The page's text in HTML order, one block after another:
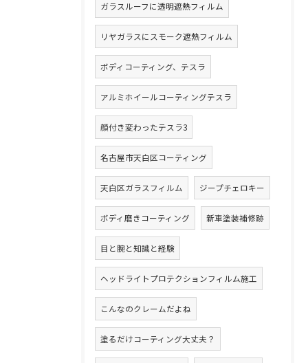
ガラスルーフに透明遮熱フィルム
リヤガラスにスモーク遮熱フィルム
ボディコーティング、テスラ
アルミホイールコーティングテスラ
顔付き変わったテスラ3
名古屋市天白区コーティング
天白区ガラスフィルム ジープチェロキー
ボディ磨きコーティング 新車塗装補修跡
目と腕と知識と経験
ヘッドライトプロテクションフィルム施工
こんなのクレームだよね
塗るだけコーティング大丈夫？